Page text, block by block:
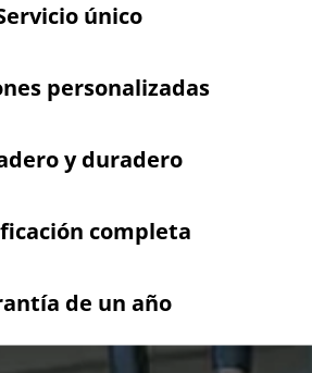
único
personalizadas
y duradero
completa
de un año